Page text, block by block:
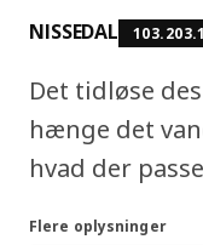
NISSEDAL
Det tidløse
hænge det
hvad der
Flere oplysninger